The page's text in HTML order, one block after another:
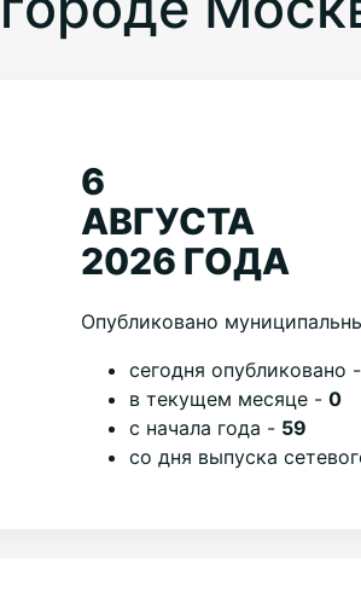
6
АВГУСТА
2026 ГОДА
Опубликовано
cегодня опубликовано
в текущем месяце -0
с начала года - 59
со дня выпуска